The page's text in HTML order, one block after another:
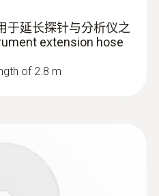
煙氣分析儀專業款
帶H2補償0~30,000
感器)
于延长探针与分析仪之
extension hose
of 2.8 m